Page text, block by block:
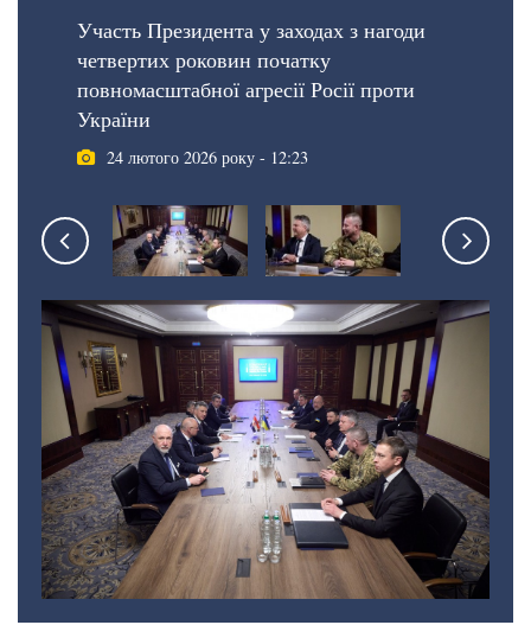
Участь Президента у заходах з нагоди
четвертих роковин початку
повномасштабної агресії Росії проти
України
24 лютого 2026 року - 12:23